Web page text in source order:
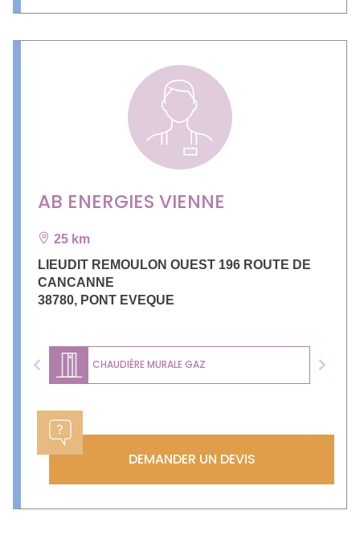
AB ENERGIES VIENNE
25 km
LIEUDIT REMOULON OUEST 196 ROUTE DE
CANCANNE
38780, PONT EVEQUE
CHAUDIÈRE MURALE GAZ
Previous Next
DEMANDER UN DEVIS